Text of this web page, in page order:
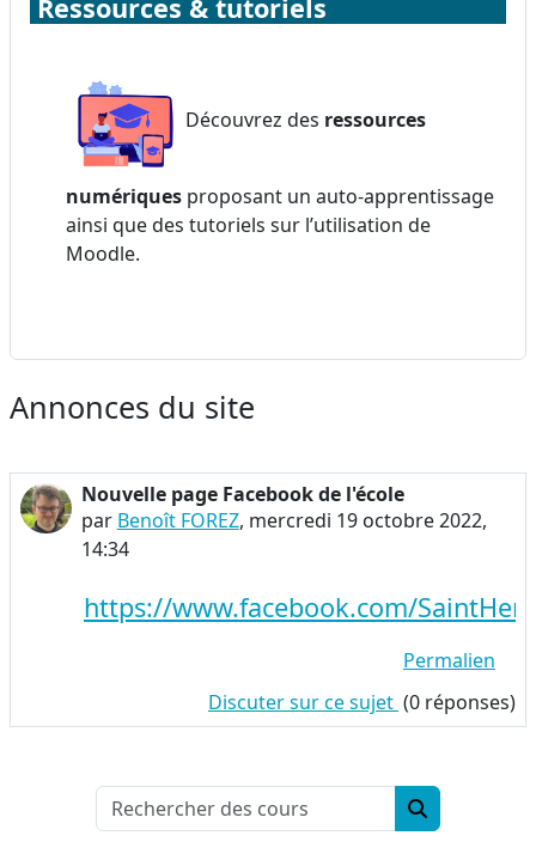
Ressources & tutoriels
Découvrez des ressources
numériques proposant un auto-apprentissage
ainsi que des tutoriels sur l’utilisation de
Moodle.
Annonces du site
Nouvelle page Facebook de l'école
par Benoît FOREZ, mercredi 19 octobre 2022,
14:34
https://www.facebook.com/
Permalien
Discuter sur ce sujet (0 réponses)
Rechercher
Rechercher